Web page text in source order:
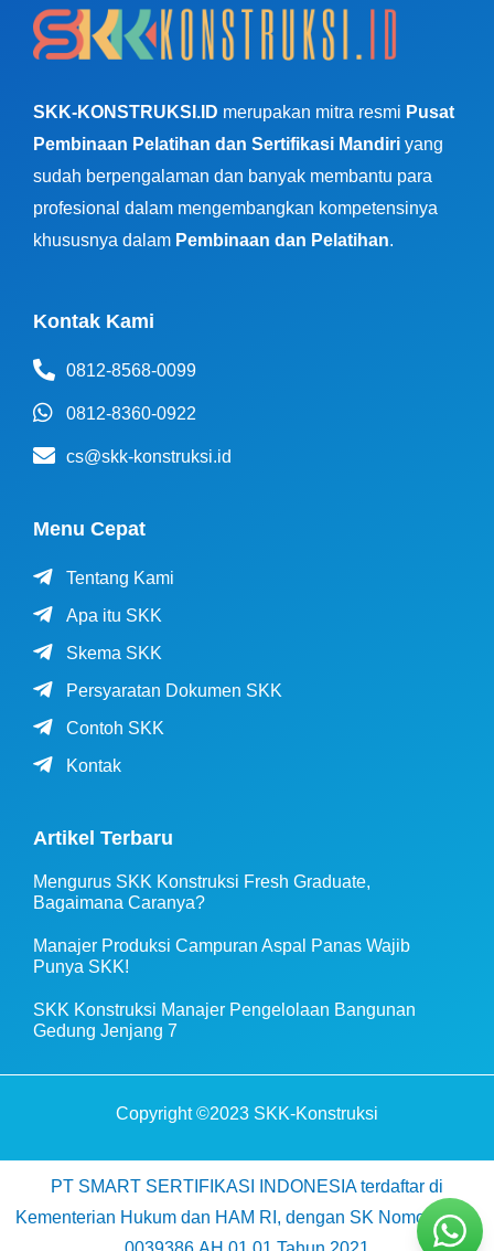
SKK-KONSTRUKSI.ID merupakan mitra resmi Pusat
Pembinaan Pelatihan dan Sertifikasi Mandiri yang
sudah berpengalaman dan banyak membantu para
profesional dalam mengembangkan kompetensinya
khususnya dalam Pembinaan dan Pelatihan.
Kontak Kami
0812-8568-0099
0812-8360-0922
cs@skk-konstruksi.id
Menu Cepat
Tentang Kami
Apa itu SKK
Skema SKK
Persyaratan Dokumen SKK
Contoh SKK
Kontak
Artikel Terbaru
Mengurus SKK Konstruksi Fresh Graduate,
Bagaimana Caranya?
Manajer Produksi Campuran Aspal Panas Wajib
Punya SKK!
SKK Konstruksi Manajer Pengelolaan Bangunan
Gedung Jenjang 7
Copyright ©2023 SKK-Konstruksi
PT SMART SERTIFIKASI INDONESIA terdaftar di
Kementerian Hukum dan HAM RI, dengan SK Nomor AHU-